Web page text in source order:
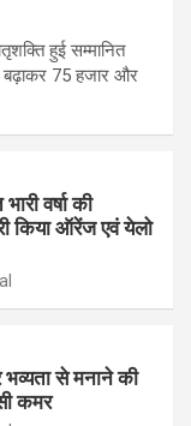
हुई सम्मानित
बढ़ाकर 75 हजार और
वर्षा की
किया ऑरेंज एवं येलो
भव्यता से मनाने की
कमर